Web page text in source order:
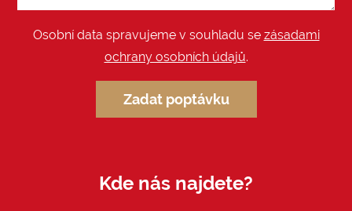
Osobní data spravujeme v souhladu se zásadami
ochrany osobních údajů.
Zadat poptávku
Kde nás najdete?